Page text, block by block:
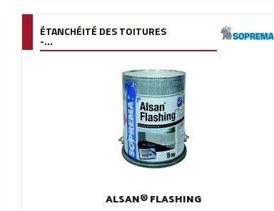
ÉTANCHÉITÉ DES TOITURES
-...
ALSAN® FLASHING